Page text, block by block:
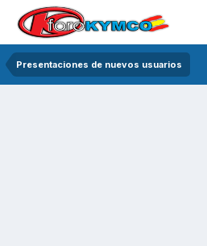
Presentaciones de nuevos usuarios